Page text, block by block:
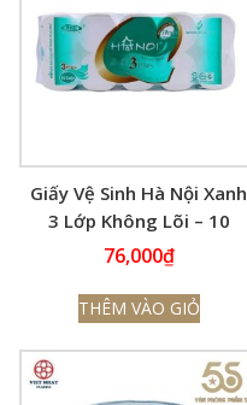
Giấy Vệ Sinh Hà Nội Xanh
3 Lớp Không Lõi – 10
Cuộn
76,000₫
THÊM VÀO GIỎ